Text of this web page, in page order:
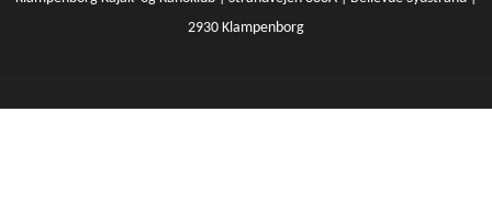
2930 Klampenborg